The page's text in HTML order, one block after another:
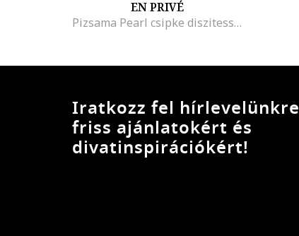
EN PRIVÉ
Pizsama Pearl csipke diszitessel, En Prive
Iratkozz fel hírlevelünkre
friss ajánlatokért és
divatinspirációkért!